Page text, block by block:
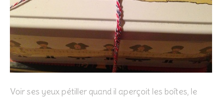
Voir ses yeux pétiller quand il aperçoit les boîtes, le